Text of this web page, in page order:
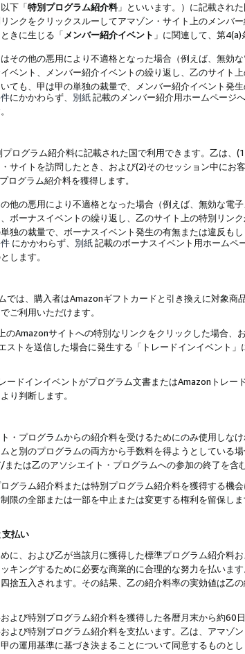
以下「特別プログラム紹介料」といいます。）に記載され
ンクをクリックスルーしてアマゾン・サイト上のメンバ
きに生じる「 メンバー紹介イベント 」に関連して、第
その他の悪用により不適格となった場合（例えば、無効
ベント、メンバー紹介イベントの繰り返し、乙のサイト
ても、甲は甲の単独の裁量で、メンバー紹介イベント発
にかかわらず、 別紙記載のメンバー紹介用ホームページ
プログラム紹介料に記載された国で利用できます。乙は、
サイトを訪問したとき、および(2)そのセッション中にお
ログラム紹介料を獲得します。
他の悪用により不適格となった場合（例えば、無効な電
ボーナスイベントの繰り返し、乙のサイト上の特別リ
独の裁量で、ボーナスイベント発生の有無または違反も
にかかわらず、 別紙記載のボーナスイベント用ホームペ
します。
では、購入者はAmazonギフトカードと引き換えに対象
ご利用いただけます。
Amazonサイトへの特別なリンクをクリックした場合、
ストを送信した場合に発生する「トレードインイベント
ードインイベントがプログラム文書またはAmazonトレ
り判断します。
・プログラムからの紹介料を受けるためにのみ使用し
と別のプログラムの両方から手数料を得ようとしている
たは乙のアソシエイト・プログラムへの参加の終了を含
グラム紹介料または特別プログラム紹介料を獲得する機
限の全部または一部を中止または変更する権利を留保し
払い
に、および乙が当該月に獲得した標準プログラム紹介料
キングするために必要な商業的に合理的な努力を払いま
捨五入されます。その結果、乙の紹介料率の実効値は
よび特別プログラム紹介料を獲得した各暦月末から約
よび特別プログラム紹介料を支払います。乙は、アマゾ
の運用基準に基づき決まることについて同意するものとし